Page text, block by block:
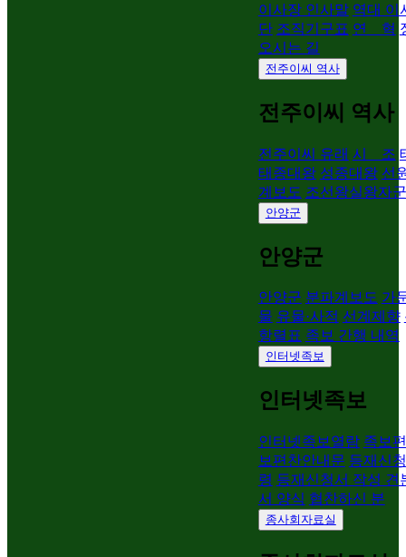
이사장 인사말 역대 이
단 조직기구표 연 혁
오시는 길
전주이씨 역사
전주이씨 역사
전주이씨 유래 시 조
태종대왕 성종대왕 선
계보도 조선왕실왕자군
안양군
안양군
안양군 분파계보도 가
물 유물·사적 선계제향
항렬표 족보 간행 내역
인터넷족보
인터넷족보
인터넷족보열람 족보
보편찬안내문 등재신
령 등재신청서 작성 견
서 양식 협찬하신 분
종사회자료실